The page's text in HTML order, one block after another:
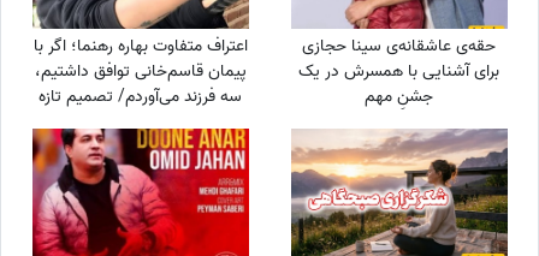
حقه‌ی عاشقانه‌ی سینا حجازی
برای آشنایی با همسرش در یک
جشنِ مهم
اعتراف متفاوت بهاره رهنما؛ اگر با
پیمان قاسم‌خانی توافق داشتیم،
سه فرزند می‌آوردم/ تصمیم تازه
برای ازدواج